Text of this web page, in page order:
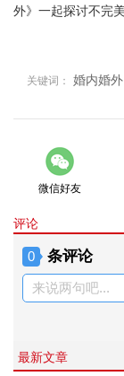
外》一起探讨不完
关键词： 婚内婚外
微信好友
评论
0 条评论
来说两句吧...
最新文章